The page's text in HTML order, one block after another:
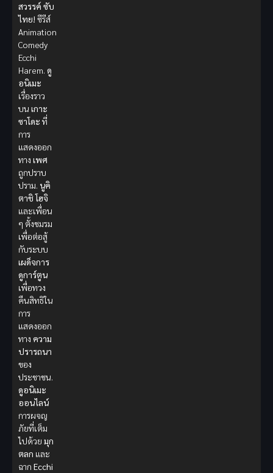
สวรรค์ ซับ
ไทย! ซีรีส์
Animation
Comedy
Ecchi
Harem. ดู
อนิเมะ
เรื่องราว
บน เกาะ
ซาโดะ ที่
การ
แสดงออก
ทาง เพศ
ถูกปราบ
ปราม. นูคิ
ตาชิโฮจิ
และเพื่อน
ๆ ตั้งชมรม
เพื่อต่อสู้
กับระบบ
เผด็จการ
ดูการ์ตูน
เพื่อทวง
คืนสิทธิใน
การ
แสดงออก
ทาง ความ
ปรารถนา
ของ
ประชาชน.
ดูอนิเมะ
ออนไลน์
การผจญ
ภัยที่เต็ม
ไปด้วย มุก
ตลก และ
ฉาก Ecchi